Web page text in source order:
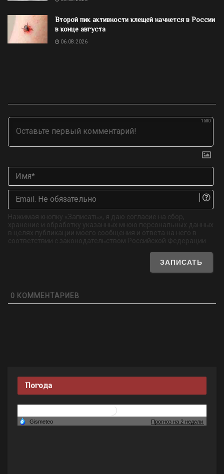
Второй пик активности клещей начнется в России
в конце августа
06.08.2026
1500
Нажимая кнопку «Записать», я даю согласие на сбор,
хранение и обработку указанных мною персональных данных
в целях публикации моего сообщения и ответа на него в
соответствии с законодательством Российской Федерации.
0 КОММЕНТАРИЕВ
Погода